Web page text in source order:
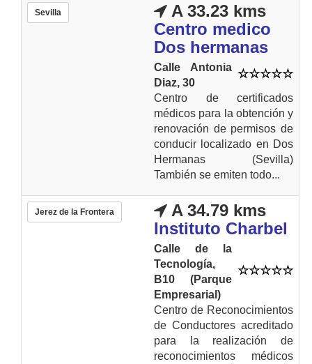
Sevilla
A 33.23 kms
Centro medico
Dos hermanas
Calle Antonia
Diaz, 30
Centro de certificados
médicos para la obtención y
renovación de permisos de
conducir localizado en Dos
Hermanas (Sevilla)
También se emiten todo...
Jerez de la Frontera
A 34.79 kms
Instituto Charbel
Calle de la
Tecnología,
B10 (Parque
Empresarial)
Centro de Reconocimientos
de Conductores acreditado
para la realización de
reconocimientos médicos